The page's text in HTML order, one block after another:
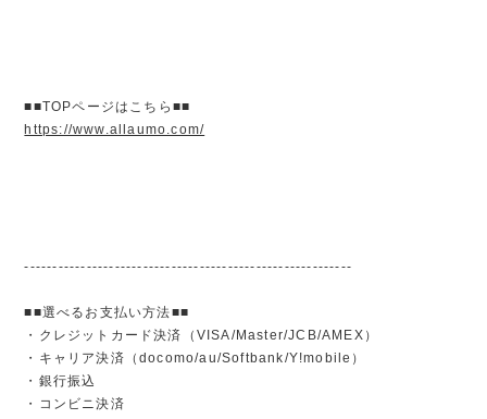
■■TOPページはこちら■■
https://www.allaumo.com/
----------------------------------------------------------
■■選べるお支払い方法■■
・クレジットカード決済（VISA/Master/JCB/AMEX）
・キャリア決済（docomo/au/Softbank/Y!mobile）
・銀行振込
・コンビニ決済